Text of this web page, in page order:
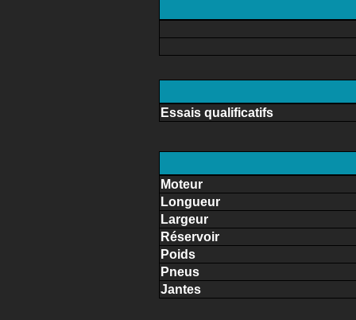
Essais qualificatifs
Moteur
Longueur
Largeur
Réservoir
Poids
Pneus
Jantes